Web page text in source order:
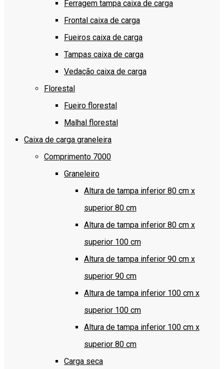
Ferragem tampa caixa de carga
Frontal caixa de carga
Fueiros caixa de carga
Tampas caixa de carga
Vedação caixa de carga
Florestal
Fueiro florestal
Malhal florestal
Caixa de carga graneleira
Comprimento 7000
Graneleiro
Altura de tampa inferior 80 cm x
superior 80 cm
Altura de tampa inferior 80 cm x
superior 100 cm
Altura de tampa inferior 90 cm x
superior 90 cm
Altura de tampa inferior 100 cm x
superior 100 cm
Altura de tampa inferior 100 cm x
superior 80 cm
Carga seca